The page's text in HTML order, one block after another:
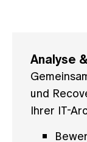
Analyse
und
Ihrer IT-